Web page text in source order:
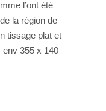
l’ont été
la région de
tissage plat et
355 x 140